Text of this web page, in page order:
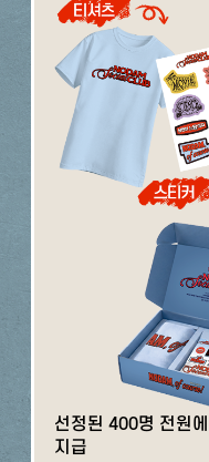
선정된 400명 전원
지급